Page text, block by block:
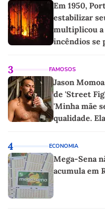
Em 1950,
estabilizar
multiplicou a
incêndios se
3 FAMOSOS
Jason
de 'Street
'Minha mãe
qualidade.
4 ECONOMIA
Mega-Sena
acumula em